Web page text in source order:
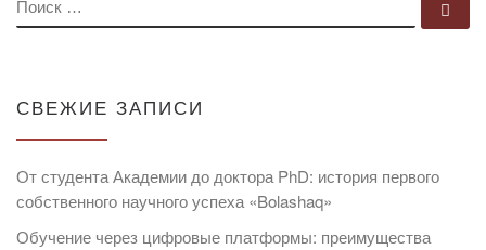
СВЕЖИЕ ЗАПИСИ
От студента Академии до доктора PhD: история первого
собственного научного успеха «Bolashaq»
Обучение через цифровые платформы: преимущества